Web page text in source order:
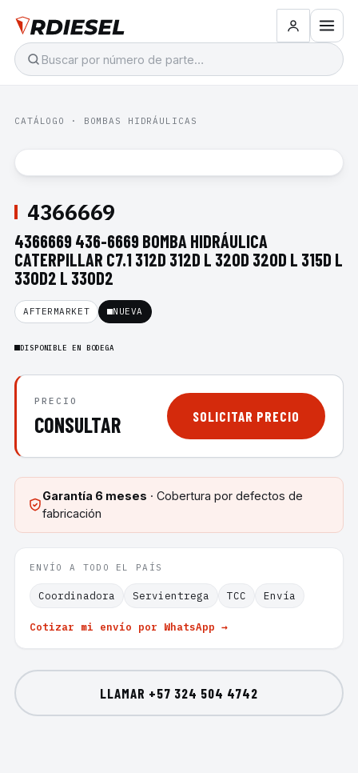
CATÁLOGO · BOMBAS HIDRÁULICAS
4366669
4366669 436-6669 BOMBA HIDRÁULICA
CATERPILLAR C7.1 312D 312D L 320D 320D L 315D L
330D2 L 330D2
AFTERMARKET NUEVA
DISPONIBLE EN BODEGA
PRECIO
CONSULTAR SOLICITAR PRECIO
Garantía 6 meses · Cobertura por defectos de
fabricación
ENVÍO A TODO EL PAÍS
Coordinadora Servientrega TCC Envía
Cotizar mi envío por WhatsApp →
LLAMAR +57 324 504 4742